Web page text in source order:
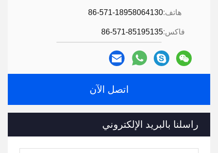
هاتف:86-571-18958064130
فاكس:86-571-85195135
اتصل الآن
راسلنا بالبريد الإلكتروني